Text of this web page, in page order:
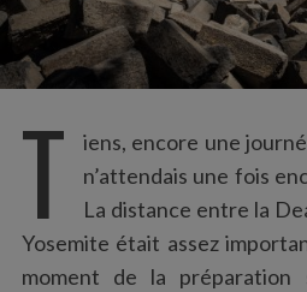
T
iens, encore une
n’attendais une fois
La distance entre la
Yosemite était assez
moment de la